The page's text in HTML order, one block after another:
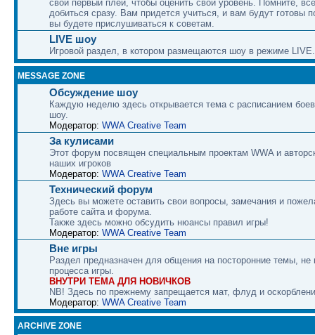
свой первый плей, чтобы оценить свой уровень. Помните,
добиться сразу. Вам придется учиться, и вам будут готовы
вы будете прислушиваться к советам.
LIVE шоу
Игровой раздел, в котором размещаются шоу в режиме LIVE.
MESSAGE ZONE
Обсуждение шоу
Каждую неделю здесь открывается тема с расписанием
шоу.
Модератор: WWA Creative Team
За кулисами
Этот форум посвящен специальным проектам WWA и
наших игроков
Модератор: WWA Creative Team
Технический форум
Здесь вы можете оставить свои вопросы, замечания и
работе сайта и форума.
Также здесь можно обсудить нюансы правил игры!
Модератор: WWA Creative Team
Вне игры
Раздел предназначен для общения на посторонние темы,
процесса игры.
ВНУТРИ ТЕМА ДЛЯ НОВИЧКОВ
NB! Здесь по прежнему запрещается мат, флуд и
Модератор: WWA Creative Team
ARCHIVE ZONE